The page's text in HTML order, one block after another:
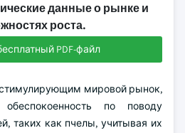
данные о рынке и
роста.
PDF-файл
мировой рынок,
по поводу
таких как пчелы, учитывая их